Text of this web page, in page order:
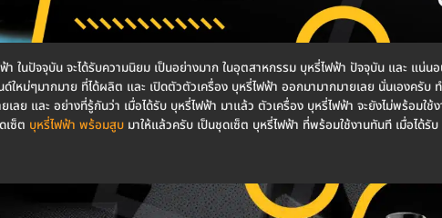
ในปัจจุบัน จะได้รับความนิยม เป็นอย่างมาก ในอุตสาหกรรม บุหรี่ไฟฟ้า ปัจจุบัน และ แน่น
หม่ๆมากมาย ที่ได้ผลิต และ เปิดตัวตัวเครื่อง บุหรี่ไฟฟ้า ออกมามากมายเลย นั่นเองครับ ท
ลย และ อย่างที่รู้กันว่า เมื่อได้รับ บุหรี่ไฟฟ้า มาแล้ว ตัวเครื่อง บุหรี่ไฟฟ้า จะยังไม่พร้อมใช้
เซ็ต บุหรี่ไฟฟ้า พร้อมสูบ มาให้แล้วครับ เป็นชุดเซ็ต บุหรี่ไฟฟ้า ที่พร้อมใช้งานทันที เมื่อได้รั